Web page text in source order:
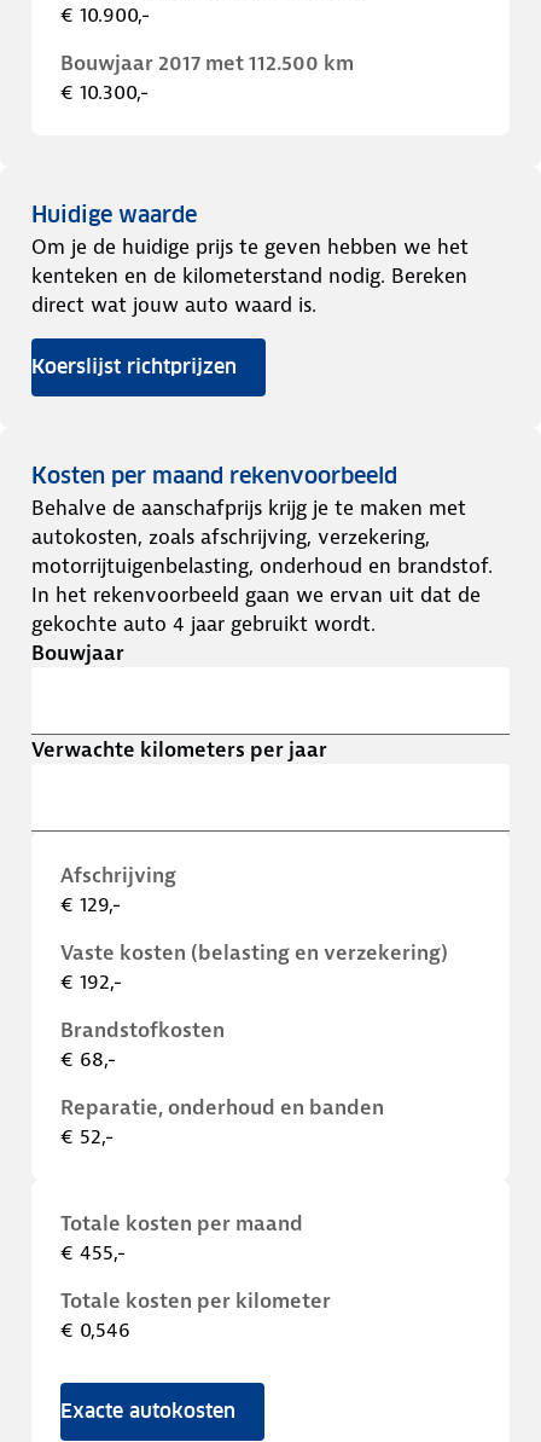
€ 10.900,-
Bouwjaar 2017 met 112.500 km
€ 10.300,-
Huidige waarde
Om je de huidige prijs te geven hebben we het
kenteken en de kilometerstand nodig. Bereken
direct wat jouw auto waard is.
Koerslijst richtprijzen
Kosten per maand rekenvoorbeeld
Behalve de aanschafprijs krijg je te maken met
autokosten, zoals afschrijving, verzekering,
motorrijtuigenbelasting, onderhoud en brandstof.
In het rekenvoorbeeld gaan we ervan uit dat de
gekochte auto 4 jaar gebruikt wordt.
Bouwjaar
Verwachte kilometers per jaar
Afschrijving
€ 129,-
Vaste kosten (belasting en verzekering)
€ 192,-
Brandstofkosten
€ 68,-
Reparatie, onderhoud en banden
€ 52,-
Totale kosten per maand
€ 455,-
Totale kosten per kilometer
€ 0,546
Exacte autokosten